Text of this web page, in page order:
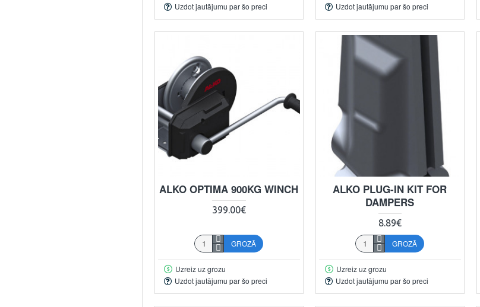
Uzdot jautājumu par šo preci
Uzdot jautājumu par šo preci
ALKO OPTIMA 900KG WINCH
399.00€
GROZĀ
Uzreiz uz grozu
Uzdot jautājumu par šo preci
ALKO PLUG-IN KIT FOR
DAMPERS
8.89€
GROZĀ
Uzreiz uz grozu
Uzdot jautājumu par šo preci